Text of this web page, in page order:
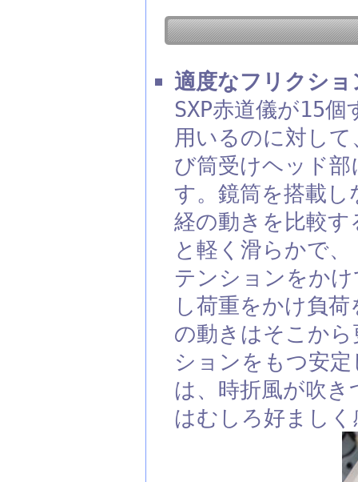
適度なフリクシ
SXP赤道儀が15
用いるのに対して
び筒受けヘッド
す。鏡筒を搭載
経の動きを比較
と軽く滑らかで
テンションをか
し荷重をかけ負
の動きはそこか
ションをもつ安
は、時折風が吹
はむしろ好まし